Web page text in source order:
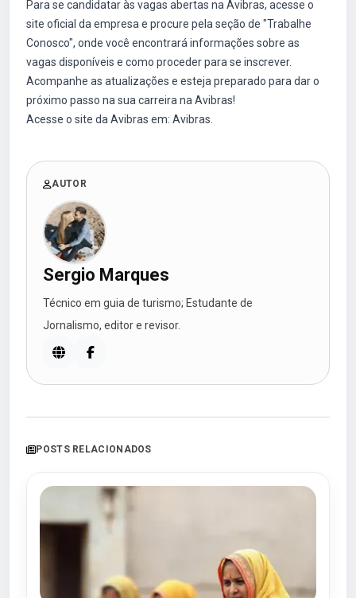
Para se candidatar às vagas abertas na Avibras, acesse o
site oficial da empresa e procure pela seção de "Trabalhe
Conosco", onde você encontrará informações sobre as
vagas disponíveis e como proceder para se inscrever.
Acompanhe as atualizações e esteja preparado para dar o
próximo passo na sua carreira na Avibras!
Acesse o site da Avibras em: Avibras
AUTOR
Sergio Marques
Técnico em guia de turismo; Estudante de
Jornalismo, editor e revisor.
POSTS RELACIONADOS